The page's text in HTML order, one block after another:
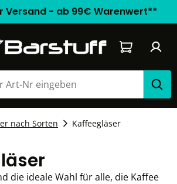
Versand - ab 99€ Warenwert**
Warenkorb
nach Sorten Kaffeegläser
die ideale Wahl für alle, die Kaffee